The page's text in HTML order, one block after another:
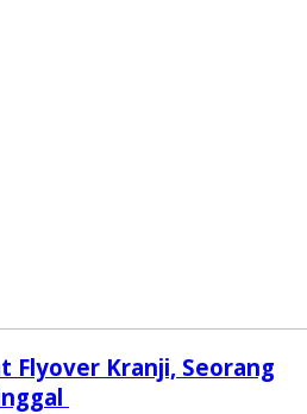
Flyover Kranji, Seorang